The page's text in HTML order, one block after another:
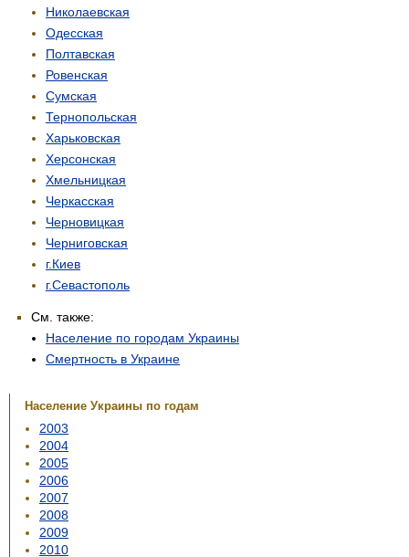
Николаевская
Одесская
Полтавская
Ровенская
Сумская
Тернопольская
Харьковская
Херсонская
Хмельницкая
Черкасская
Черновицкая
Черниговская
г.Киев
г.Севастополь
См. также:
Население по городам Украины
Смертность в Украине
Население Украины по годам
2003
2004
2005
2006
2007
2008
2009
2010